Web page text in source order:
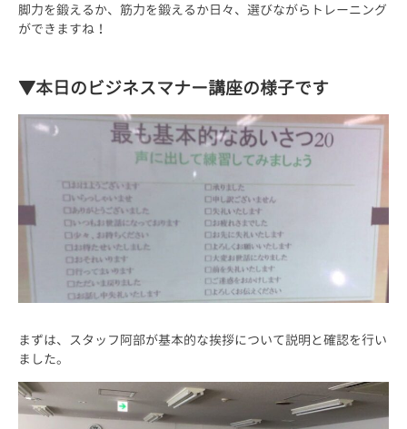
脚力を鍛えるか、筋力を鍛えるか日々、選びながらトレーニング
ができますね！
▼本日のビジネスマナー講座の様子です
まずは、スタッフ阿部が基本的な挨拶について説明と確認を行い
ました。